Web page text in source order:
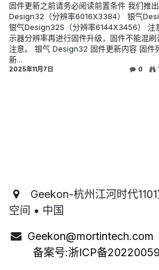
固件更新之前请务必阅读前置条件 我们推
Design32（分辨率6016X3384） 银气
银气Design32S（分辨率6144X3456） 注
示器分辨率再进行固件升级，固件不能混
注意。 银气 Design32 固件更新内容 固
新...
2025年11月7日 0
Geekon-杭州江河时代
空间 • 中国
Geekon@mortintech.com
备案号:浙ICP备